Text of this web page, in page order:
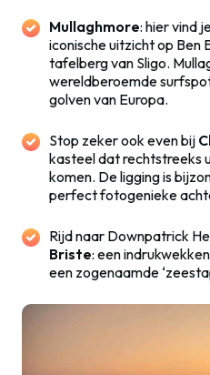
Mullaghmore: hier vind
iconische uitzicht op Ben
tafelberg van Sligo.
wereldberoemde
golven van Europa.
Stop zeker ook even bij
kasteel dat rechtstreeks
komen. De ligging is
perfect fotogenieke
Rijd naar Downpatrick
Briste: een
een zogenaamde